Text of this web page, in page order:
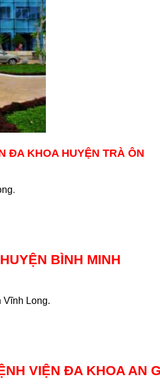
ĐA KHOA HUYỆN TRÀ ÔN
.
BÌNH MINH
Vĩnh Long.
VIỆN ĐA KHOA AN